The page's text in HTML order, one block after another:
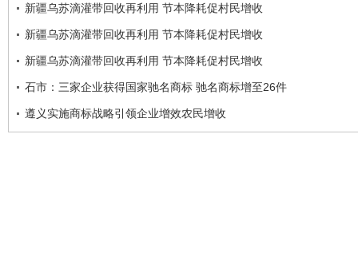
新疆乌苏滴灌带回收再利用 节本降耗促村民增收
新疆乌苏滴灌带回收再利用 节本降耗促村民增收
新疆乌苏滴灌带回收再利用 节本降耗促村民增收
石市：三家企业获得国家驰名商标 驰名商标增至26件
遵义实施商标战略引领企业增效农民增收